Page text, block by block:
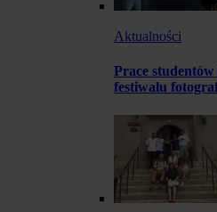
Aktualności
Prace
festiwalu